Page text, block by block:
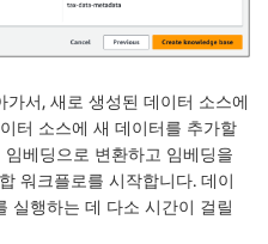
서, 새로 생성된 데이터 소스에
터 소스에 새 데이터를 추가할
베딩으로 변환하고 임베딩을
워크플로를 시작합니다. 데이
실행하는 데 다소 시간이 걸릴